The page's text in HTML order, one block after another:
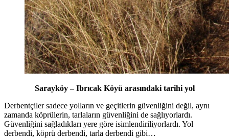
Sarayköy – Ibrıcak Köyü arasındaki tarihi yol
Derbentçiler sadece yolların ve geçitlerin güvenliğini değil, aynı
zamanda köprülerin, tarlaların güvenliğini de sağlıyorlardı.
Güvenliğini sağladıkları yere göre isimlendiriliyorlardı. Yol
derbendi, köprü derbendi, tarla derbendi gibi…